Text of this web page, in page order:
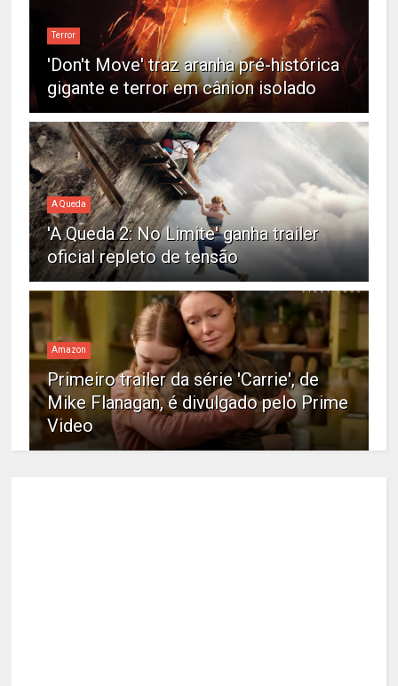
Terror
'Don't Move' traz aranha pré-histórica
gigante e terror em cânion isolado
A Queda
'A Queda 2: No Limite' ganha trailer
oficial repleto de tensão
Amazon
Primeiro trailer da série 'Carrie', de
Mike Flanagan, é divulgado pelo Prime
Video